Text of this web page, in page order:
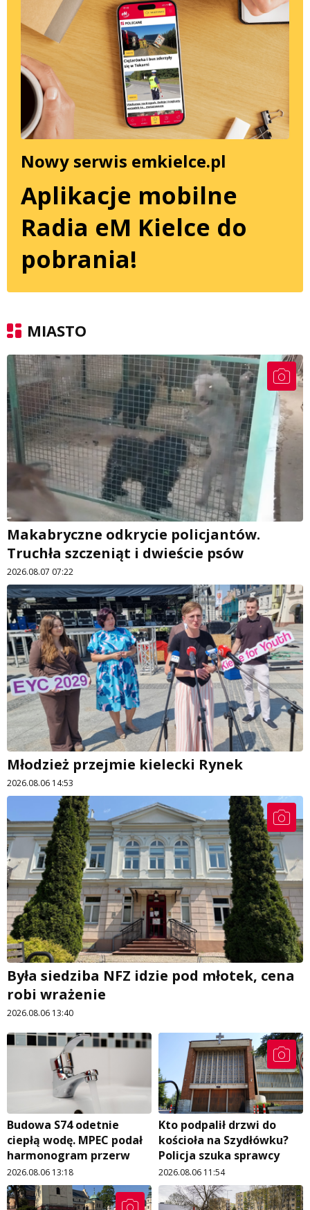
Nowy serwis emkielce.pl
Aplikacje mobilne
Radia eM Kielce do
pobrania!
MIASTO
Makabryczne odkrycie policjantów.
Truchła szczeniąt i dwieście psów
2026.08.07 07:22
Młodzież przejmie kielecki Rynek
2026.08.06 14:53
Była siedziba NFZ idzie pod młotek, cena
robi wrażenie
2026.08.06 13:40
Budowa S74 odetnie
ciepłą wodę. MPEC podał
harmonogram przerw
2026.08.06 13:18
Kto podpalił drzwi do
kościoła na Szydłówku?
Policja szuka sprawcy
2026.08.06 11:54